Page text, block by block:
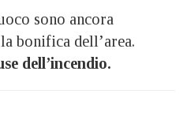
sono ancora
bonifica dell’area.
dell’incendio.